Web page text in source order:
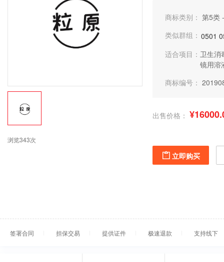
浏览343次
商标类别： 第5类
类似群组： 0501
适合项目： 卫生消
镜用溶
商标编号：
出售价格：
立即购买
签署合同 担保交易 提供证件 极速退款 支持线下